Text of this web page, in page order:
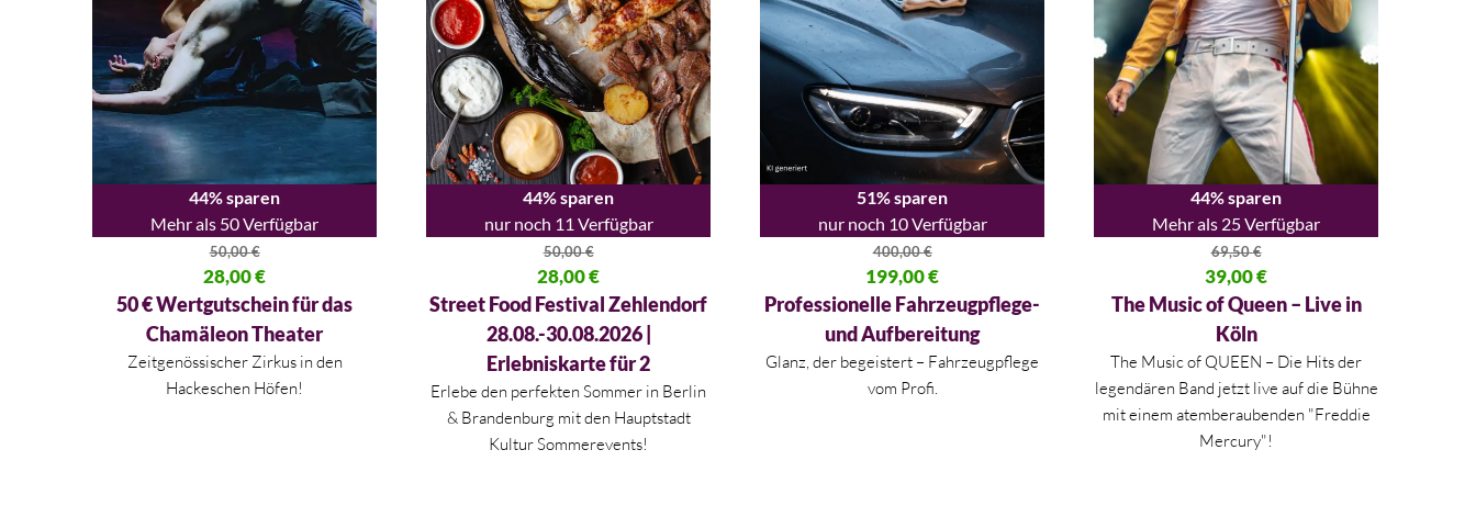
44% sparen
Mehr als 50 Verfügbar
50,00€
Ursprünglicher Preis war: 50,00 €
28,00€
Aktueller Preis ist: 28,00 €.
50 € Wertgutschein für das
Chamäleon Theater
Zeitgenössischer Zirkus in den
Hackeschen Höfen!
44% sparen
nur noch 11 Verfügbar
50,00€
Ursprünglicher Preis war: 50,00 €
28,00€
Aktueller Preis ist: 28,00 €.
Street Food Festival Zehlendorf
28.08.-30.08.2026 |
Erlebniskarte für 2
Erlebe den perfekten Sommer in Berlin
& Brandenburg mit den Hauptstadt
Kultur Sommerevents!
51% sparen
nur noch 10 Verfügbar
400,00€
Ursprünglicher Preis war: 400,00 €
199,00€
Aktueller Preis ist: 199,00 €.
Professionelle Fahrzeugpflege-
und Aufbereitung
Glanz, der begeistert – Fahrzeugpflege
vom Profi.
44% sparen
Mehr als 25 Verfügbar
69,50€
Ursprünglicher Preis war: 69,50 €
39,00€
Aktueller Preis ist: 39,00 €.
The Music of Queen – Live in
Köln
The Music of QUEEN – Die Hits der
legendären Band jetzt live auf die Bühne
mit einem atemberaubenden "Freddie
Mercury"!